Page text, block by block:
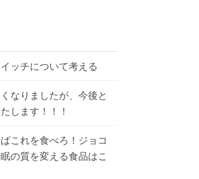
ッチについて考える
なりましたが、今後と
します！！！
これを食べろ！ジョコ
の質を変える食品はこ